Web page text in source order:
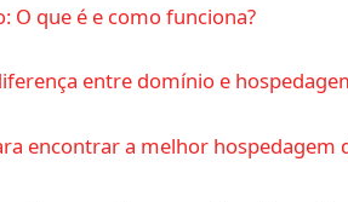
O que é e como funciona?
entre domínio e
encontrar a melhor hospedagem